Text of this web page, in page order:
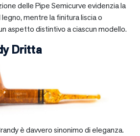
delle Pipe Semicurve evidenzia la
mentre la finitura liscia o
aspetto distintivo a ciascun modello.
Dritta
è davvero sinonimo di eleganza.